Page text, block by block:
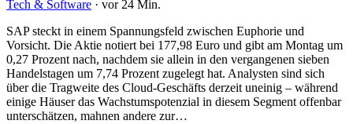
Tech & Software · vor 24 Min.
SAP steckt in einem Spannungsfeld zwischen Euphorie und
Vorsicht. Die Aktie notiert bei 177,98 Euro und gibt am Montag um
0,27 Prozent nach, nachdem sie allein in den vergangenen sieben
Handelstagen um 7,74 Prozent zugelegt hat. Analysten sind sich
über die Tragweite des Cloud-Geschäfts derzeit uneinig – während
einige Häuser das Wachstumspotenzial in diesem Segment offenbar
unterschätzen, mahnen andere zur…